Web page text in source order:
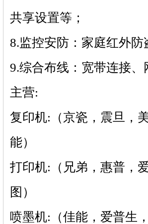
共享设置等；
8.监控安防：家庭红外
9.综合布线：宽带连接
主营:
复印机:（京瓷，震旦，
能）
打印机:（兄弟，惠普，
图）
喷墨机:（佳能，爱普生，